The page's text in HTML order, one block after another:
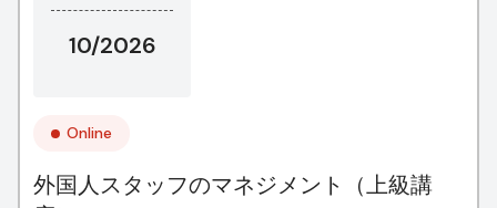
10/2026
Online
外国人スタッフのマネジメント（上級講